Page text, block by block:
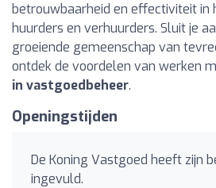
betrouwbaarheid en effectiviteit in
huurders en verhuurders. Sluit je
groeiende gemeenschap van
ontdek de voordelen van werken
in vastgoedbeheer.
Openingstijden
De Koning Vastgoed heeft zijn
ingevuld.